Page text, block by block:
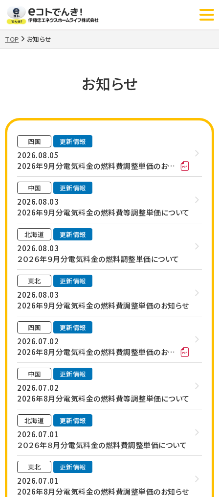
TOP> お知らせ
お知らせ
四国 更新情報
2026.08.05
2026年9月分電気料金の燃料費調整単価のお知らせ
中国 更新情報
2026.08.03
2026年9月分電気料金の燃料費等調整単価について
北海道 更新情報
2026.08.03
２０２６年９月分電気料金の燃料調整単価について
東北 更新情報
2026.08.03
2026年9月分電気料金の燃料費調整単価のお知らせ
四国 更新情報
2026.07.02
2026年8月分電気料金の燃料費調整単価のお知らせ
中国 更新情報
2026.07.02
2026年8月分電気料金の燃料費等調整単価について
北海道 更新情報
2026.07.01
２０２６年８月分電気料金の燃料費調整単価について
東北 更新情報
2026.07.01
2026年8月分電気料金の燃料費調整単価のお知らせ